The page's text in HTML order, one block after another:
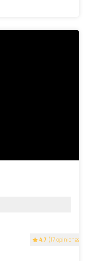
4.7 (17 opiniones)